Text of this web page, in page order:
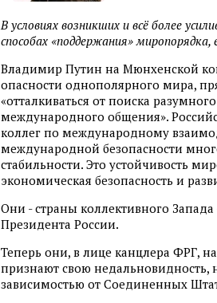
В условиях возникших и всё более
способах «поддержания»
Владимир Путин на Мюнхенской
опасности однополярного мира,
«отталкиваться от поиска
международного общения».
коллег по международному
международной безопасности
стабильности. Это устойчивость
экономическая безопасность и
Они - страны коллективного
Президента России.
Теперь они, в лице канцлера ФРГ,
признают свою недальновидность,
зависимостью от Соединенных